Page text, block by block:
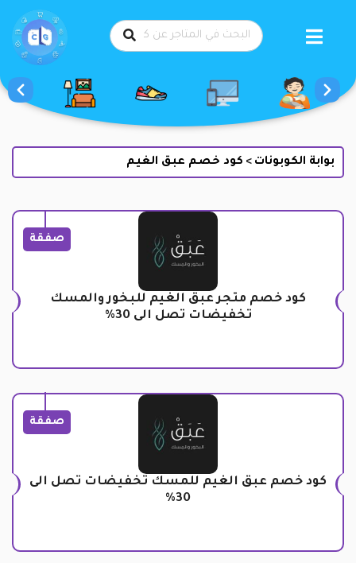
بوابة الكوبونات > كود خصم عبق الغيم
صفقة
كود خصم متجر عبق الغيم للبخور والمسك
تخفيضات تصل الى 30%
صفقة
كود خصم عبق الغيم للمسك تخفيضات تصل الى
30%